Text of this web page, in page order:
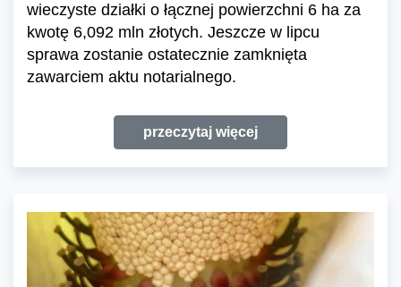
wieczyste działki o łącznej powierzchni 6 ha za
kwotę 6,092 mln złotych. Jeszcze w lipcu
sprawa zostanie ostatecznie zamknięta
zawarciem aktu notarialnego.
przeczytaj więcej